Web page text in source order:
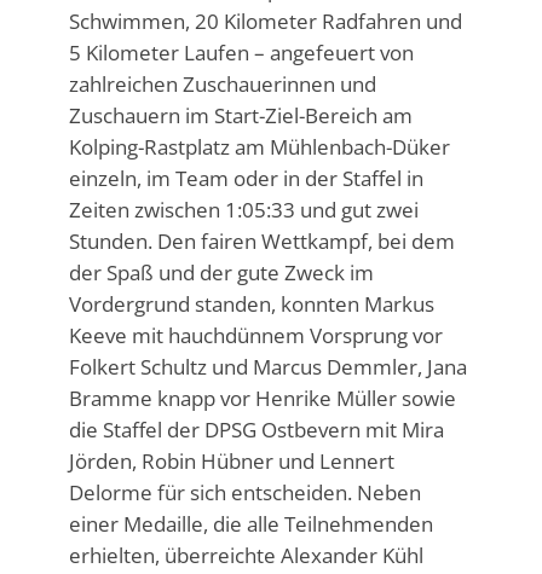
Schwimmen, 20 Kilometer Radfahren und
5 Kilometer Laufen – angefeuert von
zahlreichen Zuschauerinnen und
Zuschauern im Start-Ziel-Bereich am
Kolping-Rastplatz am Mühlenbach-Düker
einzeln, im Team oder in der Staffel in
Zeiten zwischen 1:05:33 und gut zwei
Stunden. Den fairen Wettkampf, bei dem
der Spaß und der gute Zweck im
Vordergrund standen, konnten Markus
Keeve mit hauchdünnem Vorsprung vor
Folkert Schultz und Marcus Demmler, Jana
Bramme knapp vor Henrike Müller sowie
die Staffel der DPSG Ostbevern mit Mira
Jörden, Robin Hübner und Lennert
Delorme für sich entscheiden. Neben
einer Medaille, die alle Teilnehmenden
erhielten, überreichte Alexander Kühl